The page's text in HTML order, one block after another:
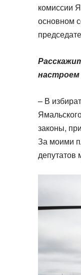
комиссии
основном
настроем
– В
законы,
За моими
депутатов